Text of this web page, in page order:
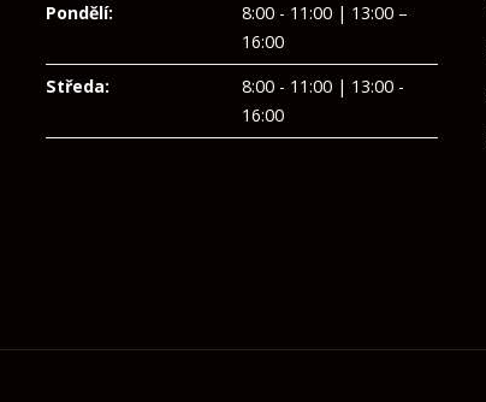
Pondělí:
8:00 - 11:00 | 13:00 –
16:00
Středa:
8:00 - 11:00 | 13:00 -
16:00